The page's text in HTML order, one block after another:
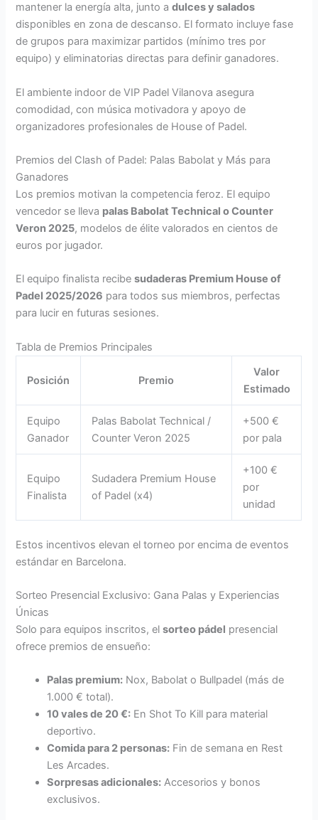
mantener la energía alta, junto adulces y salados
disponibles en zona de descanso. El formato incluye fase
de grupos para maximizar partidos (mínimo tres por
equipo) y eliminatorias directas para definir ganadores.
El ambiente indoor de VIP Padel Vilanova asegura
comodidad, con música motivadora y apoyo de
organizadores profesionales de House of Padel.
Premios del Clash of Padel: Palas Babolat y Más para
Ganadores
Los premios motivan la competencia feroz. El equipo
vencedor se lleva palas Babolat Technical o Counter
Veron 2025, modelos de élite valorados en cientos de
euros por jugador.
El equipo finalista recibesudaderas Premium House of
Padel 2025/2026 para todos sus miembros, perfectas
para lucir en futuras sesiones.
Tabla de Premios Principales
Posición Premio
Valor
Estimado
Equipo
Ganador
Palas Babolat Technical /
Counter Veron 2025
+500 €
por pala
Equipo
Finalista
Sudadera Premium House
of Padel (x4)
+100 €
por
unidad
Estos incentivos elevan el torneo por encima de eventos
estándar en Barcelona.
Sorteo Presencial Exclusivo: Gana Palas y Experiencias
Únicas
Solo para equipos inscritos, elsorteo pádel presencial
ofrece premios de ensueño:
Palas premium: Nox, Babolat o Bullpadel (más de
1.000 € total).
10 vales de 20 €: En Shot To Kill para material
deportivo.
Comida para 2 personas: Fin de semana en Rest
Les Arcades.
Sorpresas adicionales: Accesorios y bonos
exclusivos.